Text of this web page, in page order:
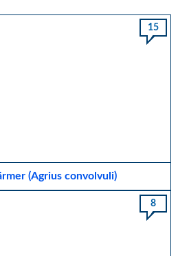
(Agrius convolvuli)
15
8